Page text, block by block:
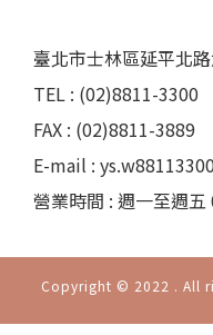
臺北市士林區延平北
TEL : (02)8811-3300
FAX : (02)8811-3889
E-mail :
營業時間 : 週一至週五
Copyright © 2022 . All